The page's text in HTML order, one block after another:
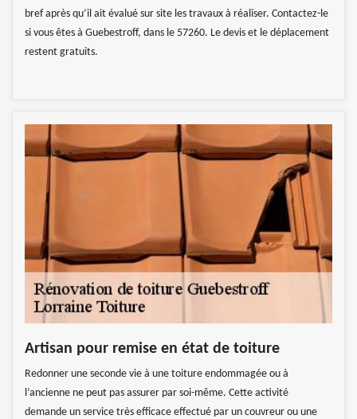
bref après qu’il ait évalué sur site les travaux à réaliser. Contactez-le
si vous êtes à Guebestroff, dans le 57260. Le devis et le déplacement
restent gratuits.
Artisan pour remise en état de toiture
Redonner une seconde vie à une toiture endommagée ou à
l’ancienne ne peut pas assurer par soi-même. Cette activité
demande un service très efficace effectué par un couvreur ou une